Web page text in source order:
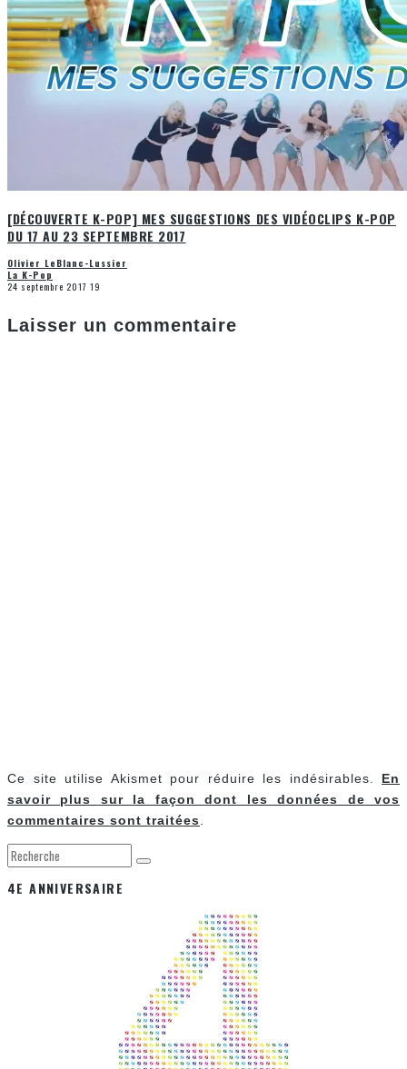
[DÉCOUVERTE K-POP] MES SUGGESTIONS DES VIDÉOCLIPS K-POP
DU 17 AU 23 SEPTEMBRE 2017
Olivier LeBlanc-Lussier
La K-Pop
24 septembre 2017 19
Laisser un commentaire
Ce site utilise Akismet pour réduire les indésirables. En
savoir plus sur la façon dont les données de vos
commentaires sont traitées.
4E ANNIVERSAIRE